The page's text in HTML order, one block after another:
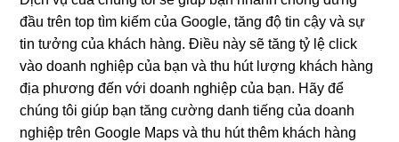
đầu trên top tìm kiếm của Google, tăng độ tin cậy và sự
tin tưởng của khách hàng. Điều này sẽ tăng tỷ lệ click
vào doanh nghiệp của bạn và thu hút lượng khách hàng
địa phương đến với doanh nghiệp của bạn. Hãy để
chúng tôi giúp bạn tăng cường danh tiếng của doanh
nghiệp trên Google Maps và thu hút thêm khách hàng